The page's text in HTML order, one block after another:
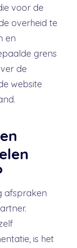
voor de
overheid te
en
grens
de
website
afspraken
is het